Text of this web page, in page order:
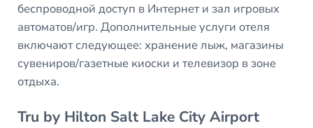
беспроводной доступ в Интернет и зал игровых
автоматов/игр. Дополнительные услуги отеля
включают следующее: хранение лыж, магазины
сувениров/газетные киоски и телевизор в зоне
отдыха.
Tru by Hilton Salt Lake City Airport